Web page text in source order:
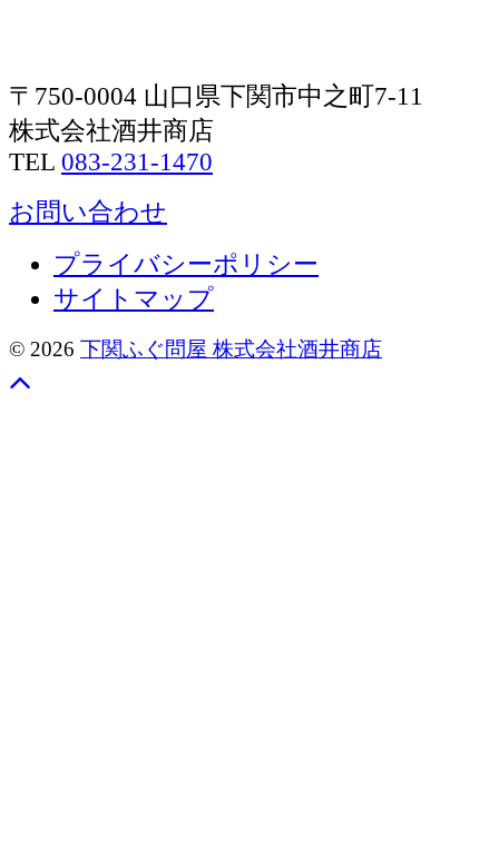
〒750-0004 山口県下関市中之町7-11
株式会社酒井商店
TEL 083-231-1470
お問い合わせ
プライバシーポリシー
サイトマップ
© 2026 下関ふぐ問屋 株式会社酒井商店